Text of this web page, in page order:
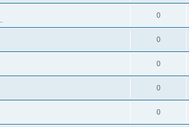
0
0
0
0
0